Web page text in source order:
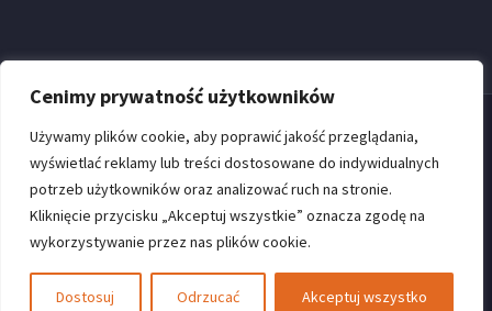
Cenimy prywatność użytkowników
Używamy plików cookie, aby poprawić jakość przeglądania,
wyświetlać reklamy lub treści dostosowane do indywidualnych
potrzeb użytkowników oraz analizować ruch na stronie.
Kliknięcie przycisku „Akceptuj wszystkie” oznacza zgodę na
wykorzystywanie przez nas plików cookie.
Dostosuj Odrzucać Akceptuj wszystko
Kontakt Polityka prywatności
© Copyright 2023 ProSiteGroup.com